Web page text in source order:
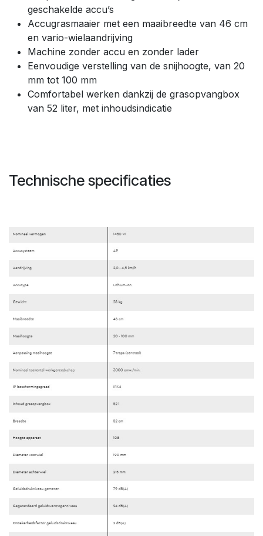
geschakelde accu’s
Accugrasmaaier met een maaibreedte van 46 cm
en vario-wielaandrijving
Machine zonder accu en zonder lader
Eenvoudige verstelling van de snijhoogte, van 20
mm tot 100 mm
Comfortabel werken dankzij de grasopvangbox
van 52 liter, met inhoudsindicatie
Technische specificaties